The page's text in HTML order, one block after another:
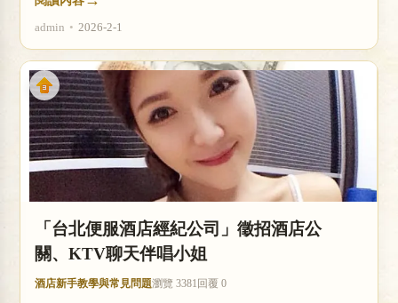
admin • 2026-2-1
「台北便服酒店經紀公司」徵招酒店公
關、KTV聊天伴唱小姐
酒店新手教學與常見問題瀏覽 3381 回覆 0